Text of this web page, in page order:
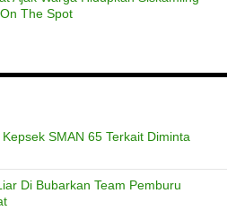
The Spot
SMAN 65 Terkait Diminta
Di Bubarkan Team Pemburu